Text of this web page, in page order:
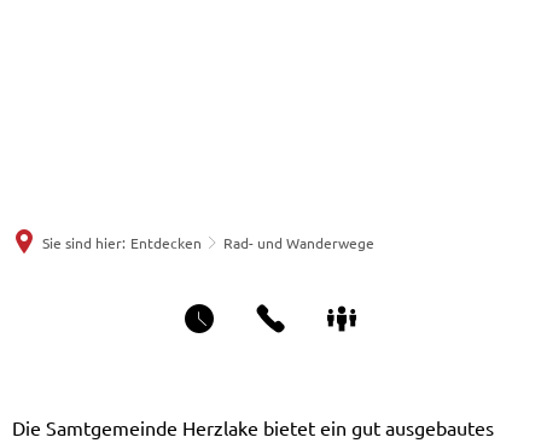
Sie sind hier: Entdecken Rad- und Wanderwege
Die Samtgemeinde Herzlake bietet ein gut ausgebautes